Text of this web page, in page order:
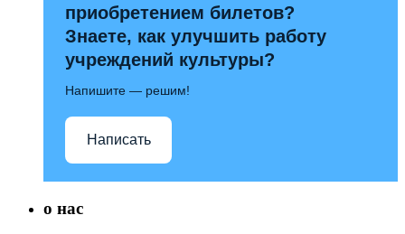
приобретением билетов?
Знаете, как улучшить работу
учреждений культуры?
Напишите — решим!
Написать
о нас